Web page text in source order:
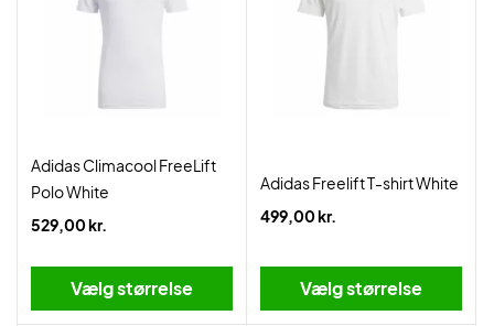
Adidas Climacool FreeLift
Polo White
529,00 kr.
Vælg størrelse
Adidas Freelift T-shirt White
499,00 kr.
Vælg størrelse